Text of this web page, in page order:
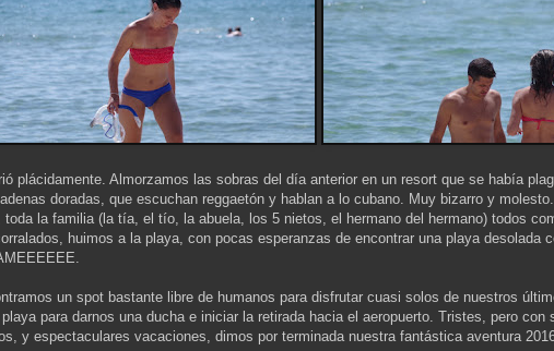
plácidamente. Almorzamos las sobras del día anterior en un resort que se había
doradas, que escuchan reggaetón y hablan a lo cubano. Muy bizarro y
toda la familia (la tía, el tío, la abuela, los 5 nietos, el hermano del hermano) todos
huimos a la playa, con pocas esperanzas de encontrar una playa desolada
un spot bastante libre de humanos para disfrutar cuasi solos de nuestros
para darnos una ducha e iniciar la retirada hacia el aeropuerto. Tristes, pero con
y espectaculares vacaciones, dimos por terminada nuestra fantástica aventura